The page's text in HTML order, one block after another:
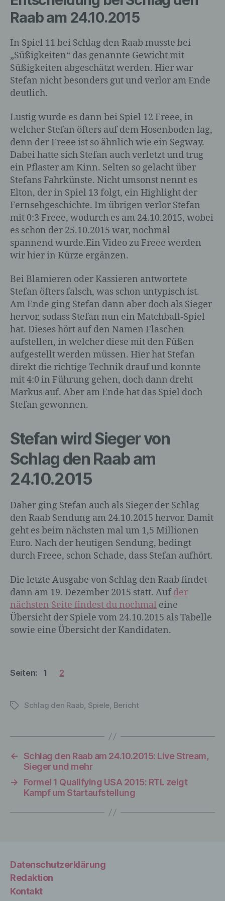
Raab am 24.10.2015
In Spiel 11 bei Schlag den Raab musste bei
„Süßigkeiten“ das genannte Gewicht mit
Süßigkeiten abgeschätzt werden. Hier war
Stefan nicht besonders gut und verlor am Ende
deutlich.
Lustig wurde es dann bei Spiel 12 Freee, in
welcher Stefan öfters auf dem Hosenboden lag,
denn der Freee ist so ähnlich wie ein Segway.
Dabei hatte sich Stefan auch verletzt und trug
ein Pflaster am Kinn. Selten so gelacht über
Stefans Fahrkünste. Nicht umsonst nennt es
Elton, der in Spiel 13 folgt, ein Highlight der
Fernsehgeschichte. Im übrigen verlor Stefan
mit 0:3 Freee, wodurch es am 24.10.2015, wobei
es schon der 25.10.2015 war, nochmal
spannend wurde.Ein Video zu Freee werden
wir hier in Kürze ergänzen.
Bei Blamieren oder Kassieren antwortete
Stefan öfters falsch, was schon untypisch ist.
Am Ende ging Stefan dann aber doch als Sieger
hervor, sodass Stefan nun ein Matchball-Spiel
hat. Dieses hört auf den Namen Flaschen
aufstellen, in welcher diese mit den Füßen
aufgestellt werden müssen. Hier hat Stefan
direkt die richtige Technik drauf und konnte
mit 4:0 in Führung gehen, doch dann dreht
Markus auf. Aber am Ende hat das Spiel doch
Stefan gewonnen.
Stefan wird Sieger von
Schlag den Raab am
24.10.2015
Daher ging Stefan auch als Sieger der Schlag
den Raab Sendung am 24.10.2015 hervor. Damit
geht es beim nächsten mal um 1,5 Millionen
Euro. Nach der heutigen Sendung, bedingt
durch Freee, schon Schade, dass Stefan aufhört.
Die letzte Ausgabe von Schlag den Raab findet
dann am 19. Dezember 2015 statt. Aufder
nächsten Seite findest du nochmal eine
Übersicht der Spiele vom 24.10.2015 als Tabelle
sowie eine Übersicht der Kandidaten.
Seiten: 1 2
Schlagwörter
Schlag den Raab, Spiele, Bericht
← Schlag den Raab am 24.10.2015: Live Stream,
Sieger und mehr
→
Formel 1 Qualifying USA 2015: RTL zeigt
Kampf um Startaufstellung
Datenschutzerklärung
Redaktion
Kontakt
d) Einschränkung der Verarbeitung
Einschränkung der Verarbeitung ist die
Markierung gespeicherter
personenbezogener Daten mit dem Ziel,
ihre künftige Verarbeitung einzuschränken.
Profiling ist jede Art der automatisierten
Verarbeitung personenbezogener Daten,
die darin besteht, dass diese
personenbezogenen Daten verwendet
werden, um bestimmte persönliche
Aspekte, die sich auf eine natürliche
Person beziehen, zu bewerten,
insbesondere, um Aspekte bezüglich
Arbeitsleistung, wirtschaftlicher Lage,
Gesundheit, persönlicher Vorlieben,
Interessen, Zuverlässigkeit, Verhalten,
Aufenthaltsort oder Ortswechsel dieser
natürlichen Person zu analysieren oder
vorherzusagen.
f) Pseudonymisierung
Pseudonymisierung ist die Verarbeitung
personenbezogener Daten in einer Weise,
auf welche die personenbezogenen Daten
ohne Hinzuziehung zusätzlicher
Informationen nicht mehr einer
spezifischen betroffenen Person
zugeordnet werden können, sofern diese
zusätzlichen Informationen gesondert
organisatorischen Maßnahmen
unterliegen, die gewährleisten, dass die
personenbezogenen Daten nicht einer
identifizierten oder identifizierbaren
natürlichen Person zugewiesen werden.
g) Verantwortlicher oder für die
Verarbeitung Verantwortlicher
Verantwortlicher oder für die Verarbeitung
Verantwortlicher ist die natürliche oder
oder andere Stelle, die allein oder
gemeinsam mit anderen über die Zwecke
und Mittel der Verarbeitung von
personenbezogenen Daten entscheidet.
Sind die Zwecke und Mittel dieser
Verarbeitung durch das Unionsrecht oder
beziehungsweise können die bestimmten
Kriterien seiner Benennung nach dem
h) Auftragsverarbeiter
Auftragsverarbeiter ist eine natürliche oder
oder andere Stelle, die personenbezogene
Daten im Auftrag des Verantwortlichen
Empfänger ist eine natürliche oder
juristische Person, Behörde, Einrichtung
oder andere Stelle, der